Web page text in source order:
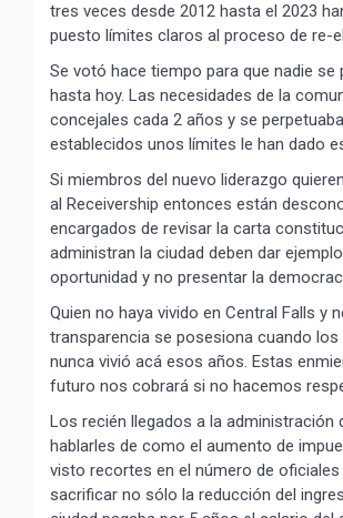
tres veces desde 2012 hasta el 2023
puesto límites claros al proceso de re-
Se votó hace tiempo para que nadie
hasta hoy. Las necesidades de la
concejales cada 2 años y se
establecidos unos límites le han dado
Si miembros del nuevo liderazgo
al Receivership entonces están
encargados de revisar la carta
administran la ciudad deben dar
oportunidad y no presentar la
Quien no haya vivido en Central Falls
transparencia se posesiona cuando
nunca vivió acá esos años. Estas
futuro nos cobrará si no hacemos
Los recién llegados a la
hablarles de como el aumento de
visto recortes en el número de
sacrificar no sólo la reducción del